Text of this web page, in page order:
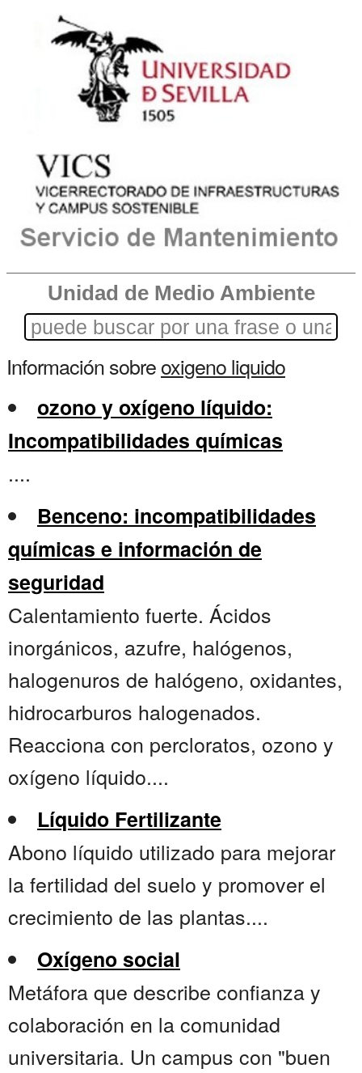
Unidad de Medio Ambiente
Información sobreoxigeno liquido
ozono y oxígeno líquido:
Incompatibilidades químicas
....
Benceno: incompatibilidades
químicas e información de
seguridad
Calentamiento fuerte. Ácidos
inorgánicos, azufre, halógenos,
halogenuros de halógeno, oxidantes,
hidrocarburos halogenados.
Reacciona con percloratos, ozono y
oxígeno líquido....
Líquido Fertilizante
Abono líquido utilizado para mejorar
la fertilidad del suelo y promover el
crecimiento de las plantas....
Oxígeno social
Metáfora que describe confianza y
colaboración en la comunidad
universitaria. Un campus con "buen